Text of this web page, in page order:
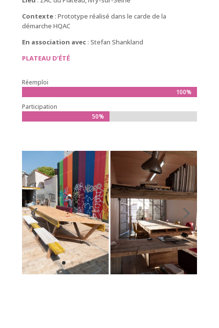
Contexte: Prototype réalisé dans le carde de la
démarche HQAC
En association avec: Stefan Shankland
PLATEAU D’ÉTÉ
Réemploi
100%
100%
Participation
50%
50%